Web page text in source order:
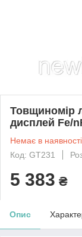
Товщиномір
дисплей Fe/
Немає в наявності
Код: GT231
5 383 ₴
Опис